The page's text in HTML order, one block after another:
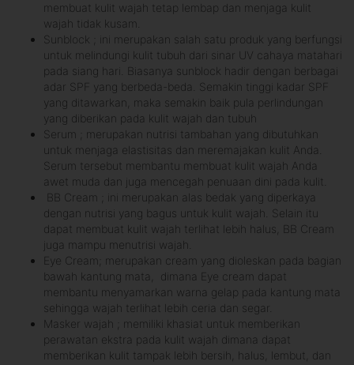
membuat kulit wajah tetap lembap dan menjaga kulit
wajah tidak kusam.
Sunblock ; ini merupakan salah satu produk yang berfungsi
untuk melindungi kulit tubuh dari sinar UV cahaya matahari
pada siang hari. Biasanya sunblock hadir dengan berbagai
adar SPF yang berbeda-beda. Semakin tinggi kadar SPF
yang ditawarkan, maka semakin baik pula perlindungan
yang diberikan pada kulit wajah dan tubuh
Serum ; merupakan nutrisi tambahan yang dibutuhkan
untuk menjaga elastisitas dan meremajakan kulit Anda.
Serum tersebut membantu membuat kulit wajah Anda
awet muda dan juga mencegah penuaan dini pada kulit.
BB Cream ; ini merupakan alas bedak yang diperkaya
dengan nutrisi yang bagus untuk kulit wajah. Selain itu
dapat membuat kulit wajah terlihat lebih halus, BB Cream
juga mampu menutrisi wajah.
Eye Cream; merupakan cream yang dioleskan pada bagian
bawah kantung mata, dimana Eye cream dapat
membantu menyamarkan warna gelap pada kantung mata
sehingga wajah terlihat lebih ceria dan segar.
Masker wajah ; memiliki khasiat untuk memberikan
perawatan ekstra pada kulit wajah dimana dapat
memberikan kulit tampak lebih bersih, halus, lembut, dan